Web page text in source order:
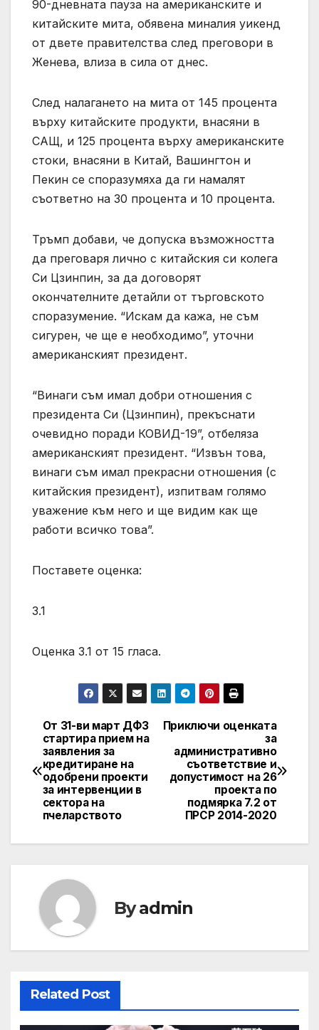
90-дневната пауза на американските и
китайските мита, обявена миналия уикенд
от двете правителства след преговори в
Женева, влиза в сила от днес.
След налагането на мита от 145 процента
върху китайските продукти, внасяни в
САЩ, и 125 процента върху американските
стоки, внасяни в Китай, Вашингтон и
Пекин се споразумяха да ги намалят
съответно на 30 процента и 10 процента.
Тръмп добави, че допуска възможността
да преговаря лично с китайския си колега
Си Цзинпин, за да договорят
окончателните детайли от търговското
споразумение. “Искам да кажа, не съм
сигурен, че ще е необходимо”, уточни
американският президент.
“Винаги съм имал добри отношения с
президента Си (Цзинпин), прекъснати
очевидно поради КОВИД-19”, отбеляза
американският президент. “Извън това,
винаги съм имал прекрасни отношения (с
китайския президент), изпитвам голямо
уважение към него и ще видим как ще
работи всичко това”.
Поставете оценка:
3.1
Оценка 3.1 от 15 гласа.
Post
navigation
Приключи оценката
за
административно
съответствие и
допустимост на 26
проекта по
подмярка 7.2 от
ПРСР 2014-2020
От 31-ви март ДФЗ
стартира прием на
заявления за
кредитиране на
одобрени проекти
за интервенции в
сектора на
пчеларството
Byadmin
Related Post